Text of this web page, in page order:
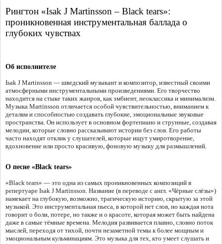
Рингтон «Isak J Martinsson – Black tears»:
проникновенная инструментальная баллада о
глубоких чувствах
Об исполнителе
Isak J Martinsson — шведский музыкант и композитор, известный своими
атмосферными инструментальными произведениями. Его творчество
находится на стыке таких жанров, как эмбиент, неоклассика и минимализм.
Музыка Martinsson отличается особой чувствительностью, вниманием к
деталям и способностью создавать глубокие, эмоциональные звуковые
пространства. Он использует в основном фортепиано и струнные, создавая
мелодии, которые словно рассказывают истории без слов. Его работы
часто находят отклик у слушателей, которые ищут умиротворение,
вдохновение или просто красивую, фоновую музыку для размышлений.
О песне «Black tears»
«Black tears» — это одна из самых проникновенных композиций в
репертуаре Isak J Martinsson. Название (в переводе с англ. «Чёрные слёзы»)
намекает на глубокую, возможно, трагическую историю, скрытую за этой
музыкой. Это инструментальная пьеса, в которой нет слов, но каждая нота
говорит о боли, потере, но также и о красоте, которая может быть найдена
даже в самые тёмные времена. Мелодия развивается плавно, словно поток
мыслей, переходя от тихой, почти незаметной темы к более мощным и
эмоциональным кульминациям. Это музыка для тех, кто умеет слушать и